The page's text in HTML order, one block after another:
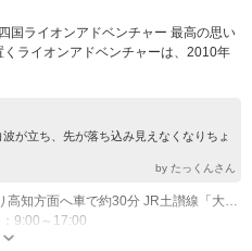
国ライオンアドベンチャー 最高の思い
ライオンアドベンチャーは、2010年
が立ち、先が落ち込み見えなくなりちょ
by たっくんさん
9:00～17:00